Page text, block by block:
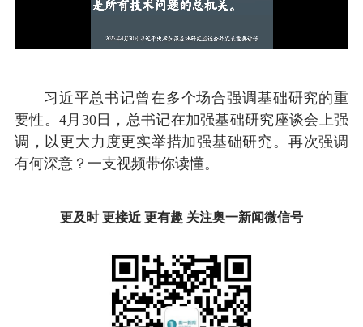
习近平总书记曾在多个场合强调基础研究的重
要性。4月30日，总书记在加强基础研究座谈会上强
调，以更大力度更实举措加强基础研究。再次强调
有何深意？一支视频带你读懂。
更及时 更接近 更有趣 关注奥一新闻微信号